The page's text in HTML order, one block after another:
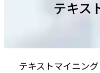
テキス
テキストマイニン